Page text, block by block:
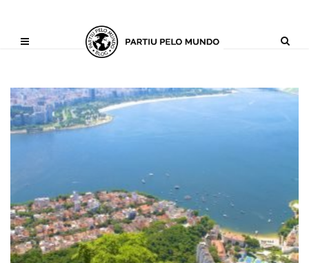
('AI_CONTENT_MARKER_NO_GET_SIDEBAR', true);